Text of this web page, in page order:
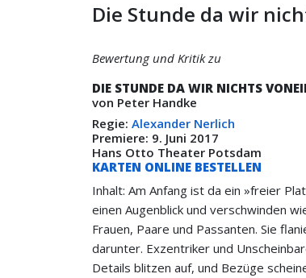
Die Stunde da wir
Bewertung und Kritik zu
DIE STUNDE DA WIR NICHTS
von Peter Handke
Regie: Alexander Nerlich
Premiere: 9. Juni 2017
Hans Otto Theater Potsdam
KARTEN ONLINE BESTELLEN
Inhalt: Am Anfang ist da ein »freier
einen Augenblick und verschwinden
Frauen, Paare und Passanten. Sie
darunter. Exzentriker und
Details blitzen auf, und Bezüge